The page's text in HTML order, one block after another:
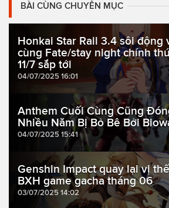
BÀI CÙNG CHUYÊN MỤC
Honkai Star Rail 3.4 sôi động
cùng Fate/stay night chính
11/7 sắp tới
04/07/2025 16:01
Anthem Cuối Cùng Cũng
Nhiều Năm Bị Bỏ Bê Bởi
04/07/2025 15:41
Genshin Impact quay lại vị
BXH game gacha tháng 06
03/07/2025 14:02